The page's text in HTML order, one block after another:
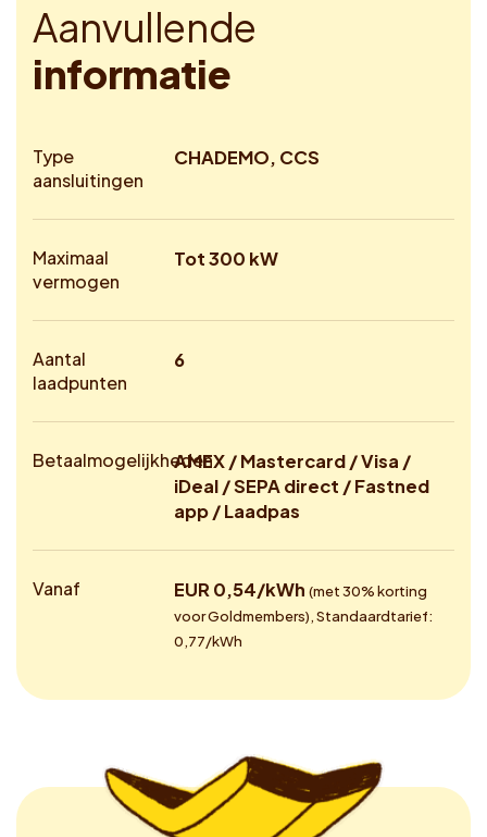
Aanvullende
informatie
Type
aansluitingen
CHADEMO, CCS
Maximaal
vermogen
Tot 300 kW
Aantal
laadpunten
6
BetaalmogelijkhedenAMEX / Mastercard / Visa /
iDeal / SEPA direct / Fastned
app / Laadpas
Vanaf EUR 0,54/kWh (met 30% korting
voor Goldmembers), Standaardtarief:
0,77/kWh